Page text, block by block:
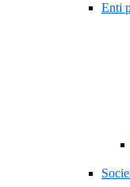
Enti